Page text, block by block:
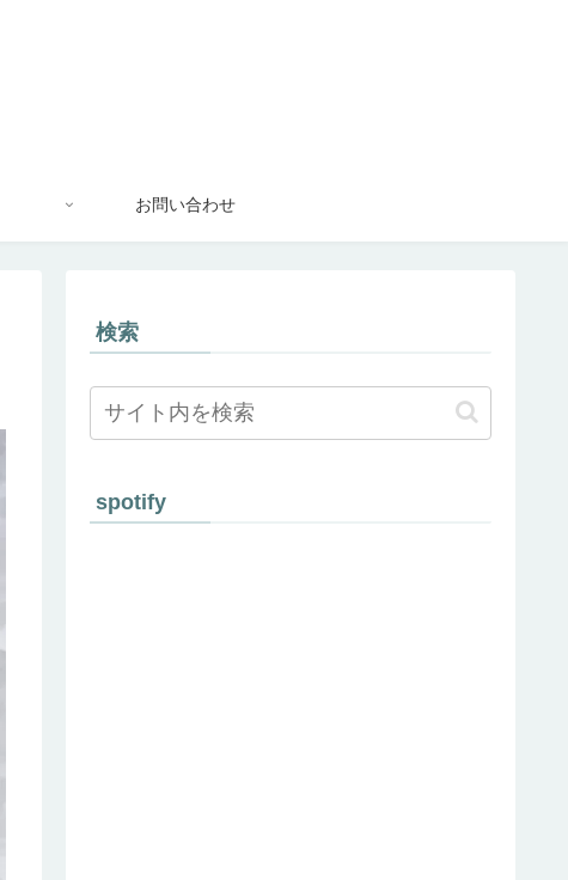
お問い合わせ
検索
spotify